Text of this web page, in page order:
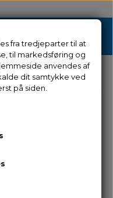
Filament 3D Printere
fra tredjeparter til at
til markedsføring og
anvendes af
dit samtykke ved
på siden.